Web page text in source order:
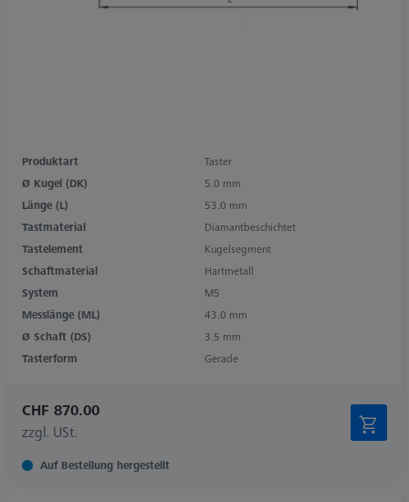
Produktart
Taster
Ø Kugel (DK)
5.0 mm
Länge (L)
53.0 mm
Tastmaterial
Diamantbeschichtet
Tastelement
Kugelsegment
Schaftmaterial
Hartmetall
System
M5
Messlänge (ML)
43.0 mm
Ø Schaft (DS)
3.5 mm
Tasterform
Gerade
CHF 870.00
zzgl. USt.
Auf Bestellung hergestellt